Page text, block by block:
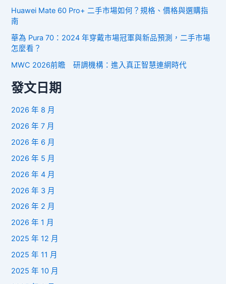
Huawei Mate 60 Pro+ 二手市場如何？規格、價格與選購指
南
華為 Pura 70：2024 年穿戴市場冠軍與新品預測，二手市場
怎麼看？
MWC 2026前瞻 研調機構：進入真正智慧連網時代
發文日期
2026 年 8 月
2026 年 7 月
2026 年 6 月
2026 年 5 月
2026 年 4 月
2026 年 3 月
2026 年 2 月
2026 年 1 月
2025 年 12 月
2025 年 11 月
2025 年 10 月